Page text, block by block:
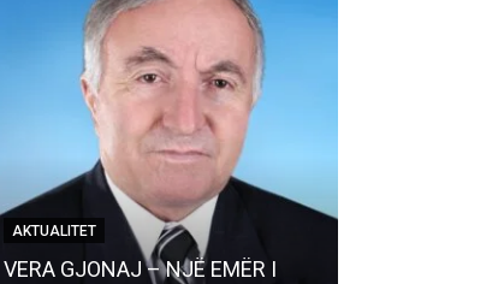
AKTUALITET
VERA GJONAJ – NJË EMËR I